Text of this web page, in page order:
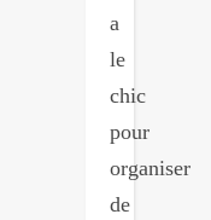
a
le
chic
pour
organiser
de